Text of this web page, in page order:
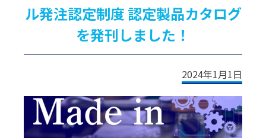
ル発注認定制度 認定製品カタログ
を発刊しました！
2024年1月1日